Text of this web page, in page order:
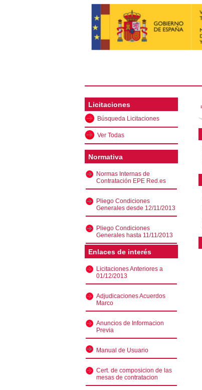
Licitaciones
Búsqueda Licitaciones
Ver Todas
Normativa
Normas Internas de
Contratación EPE Red.es
Pliego Condiciones
Generales desde 12/11/2013
Pliego Condiciones
Generales hasta 11/11/2013
Enlaces de interés
Licitaciones Anteriores a
01/12/2013
Adjudicaciones Acuerdos
Marco
Anuncios de Informacion
Previa
Manual de Usuario
Cert. de composicion de las
mesas de contratacion